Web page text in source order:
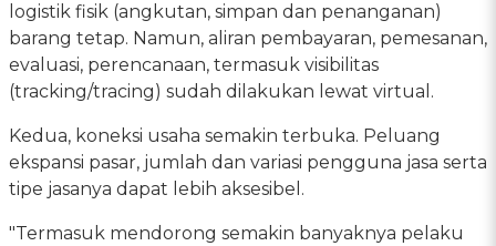
logistik fisik (angkutan, simpan dan penanganan)
barang tetap. Namun, aliran pembayaran, pemesanan,
evaluasi, perencanaan, termasuk visibilitas
(tracking/tracing) sudah dilakukan lewat virtual.
Kedua, koneksi usaha semakin terbuka. Peluang
ekspansi pasar, jumlah dan variasi pengguna jasa serta
tipe jasanya dapat lebih aksesibel.
"Termasuk mendorong semakin banyaknya pelaku